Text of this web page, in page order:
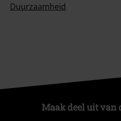
Duurzaamheid
Maak deel uit van